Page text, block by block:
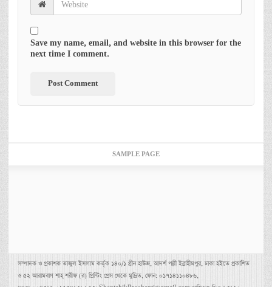
Save my name, email, and website in this browser for the
next time I comment.
SAMPLE PAGE
সম্পাদক ও প্রকাশক তাজুল ইসলাম কর্তৃক ১৪০/১ গ্রীন হাউজ, আদর্শ পল্লী ইব্রাহীমপুর, ঢাকা হইতে প্রকাশিত
ও ৫২ আরামবাগ শাহ্ শরীফ (র) প্রিন্টিং প্রেস থেকে মুদ্রিত, ফোন: ০১৭১৪১১০৪৮৬,